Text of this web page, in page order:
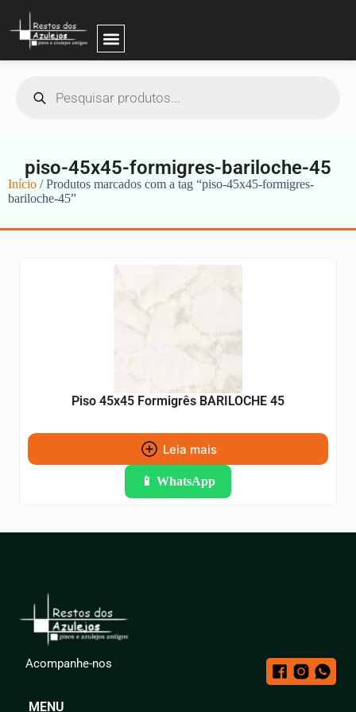
piso-45x45-formigres-bariloche-45
Início / Produtos marcados com a tag “piso-45x45-formigres-
bariloche-45”
Piso 45x45 Formigrês BARILOCHE 45
Leia mais
📱 WhatsApp
Acompanhe-nos
MENU